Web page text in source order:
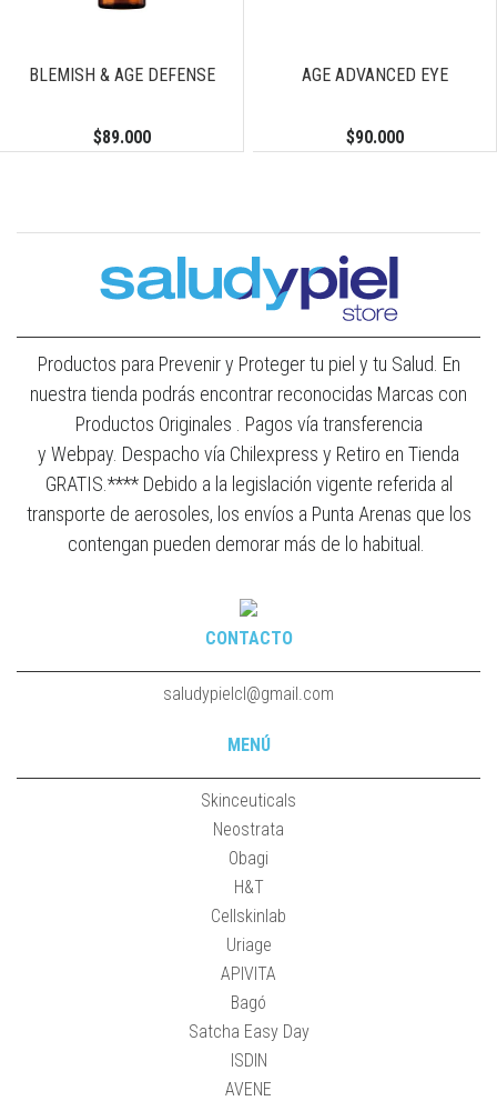
BLEMISH & AGE DEFENSE
$89.000
AGE ADVANCED EYE
$90.000
Productos para Prevenir y Proteger tu piel y tu Salud. En
nuestra tienda podrás encontrar reconocidas Marcas con
Productos Originales . Pagos vía transferencia
y Webpay. Despacho vía Chilexpress y Retiro en Tienda
GRATIS.**** Debido a la legislación vigente referida al
transporte de aerosoles, los envíos a Punta Arenas que los
contengan pueden demorar más de lo habitual.
CONTACTO
saludypielcl@gmail.com
MENÚ
Skinceuticals
Neostrata
Obagi
H&T
Cellskinlab
Uriage
APIVITA
Bagó
Satcha Easy Day
ISDIN
AVENE